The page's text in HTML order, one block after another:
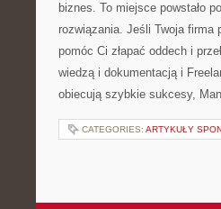
biznes. To miejsce powstało
rozwiązania. Jeśli Twoja firma
pomóc Ci złapać oddech i
wiedzą i dokumentacją i
obiecują szybkie sukcesy,
CATEGORIES: ARTYKUŁY